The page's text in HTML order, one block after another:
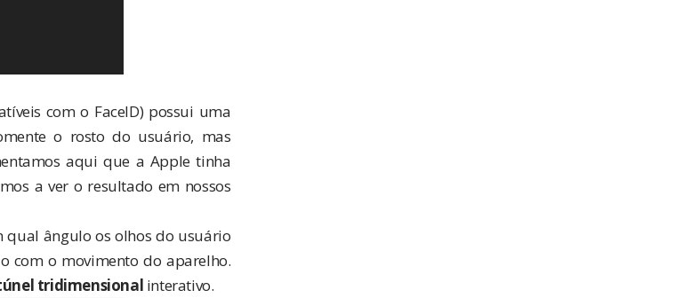
com o FaceID) possui uma
o rosto do usuário, mas
aqui que a Apple tinha
a ver o resultado em nossos
qual ângulo os olhos do usuário
com o movimento do aparelho.
tridimensional interativo.